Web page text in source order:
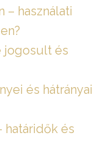
– használati
jogosult és
és hátrányai
határidők és